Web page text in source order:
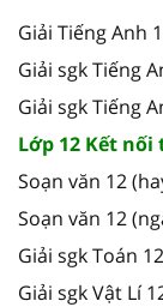
Giải Tiếng Anh
Giải sgk Tiếng
Giải sgk Tiếng
Lớp 12 Kết
Soạn văn 12
Soạn văn 12
Giải sgk Toán
Giải sgk Vật Lí